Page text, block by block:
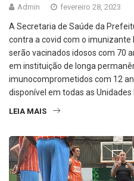
Admin fevereiro 28, 2023
A Secretaria de Saúde da
contra a covid com o imunizante
serão vacinados idosos com 70
em instituição de longa
imunocomprometidos com 12
disponível em todas as Unidades
LEIA MAIS